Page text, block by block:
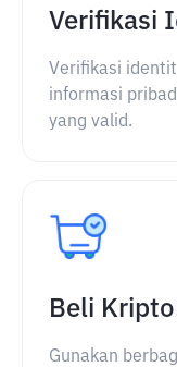
Verifikasi
Verifikasi
informasi
yang valid.
Beli
Gunakan